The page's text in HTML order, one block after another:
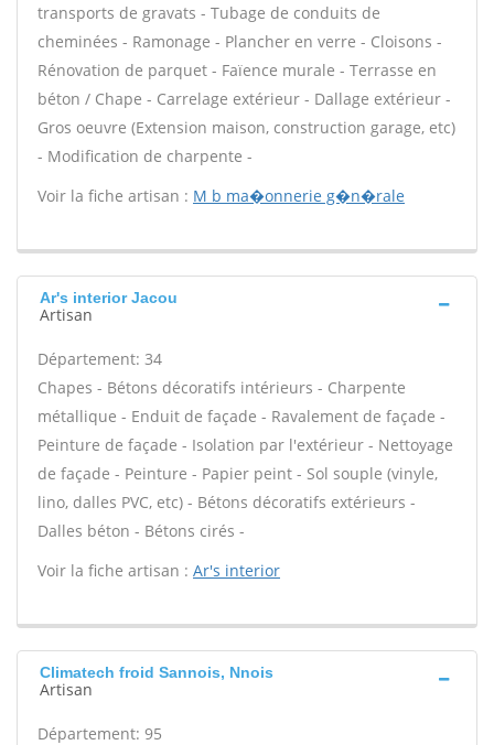
transports de gravats - Tubage de conduits de
cheminées - Ramonage - Plancher en verre - Cloisons -
Rénovation de parquet - Faïence murale - Terrasse en
béton / Chape - Carrelage extérieur - Dallage extérieur -
Gros oeuvre (Extension maison, construction garage, etc)
- Modification de charpente -
Voir la fiche artisan : M b ma�onnerie g�n�rale
Ar's interior Jacou
Artisan
Département: 34
Chapes - Bétons décoratifs intérieurs - Charpente
métallique - Enduit de façade - Ravalement de façade -
Peinture de façade - Isolation par l'extérieur - Nettoyage
de façade - Peinture - Papier peint - Sol souple (vinyle,
lino, dalles PVC, etc) - Bétons décoratifs extérieurs -
Dalles béton - Bétons cirés -
Voir la fiche artisan : Ar's interior
Climatech froid Sannois, Nnois
Artisan
Département: 95